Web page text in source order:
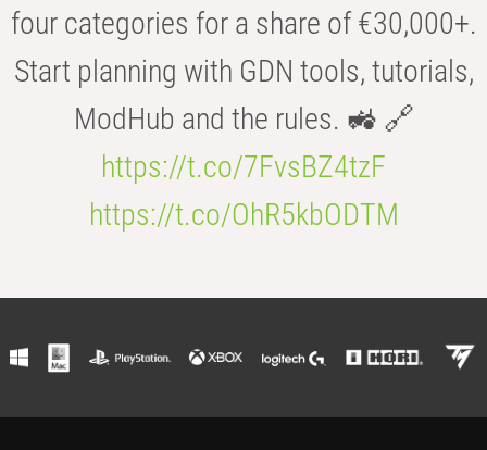
four categories for a share of €30,000+.
Start planning with GDN tools, tutorials,
ModHub and the rules. 🚜 🔗
https://t.co/7FvsBZ4tzF
https://t.co/OhR5kbODTM